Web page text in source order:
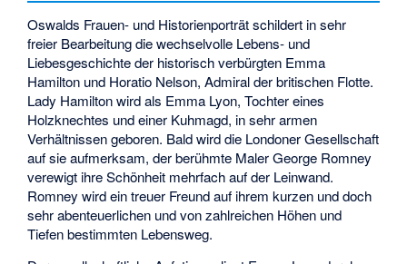
Oswalds Frauen- und Historienporträt schildert in sehr
freier Bearbeitung die wechselvolle Lebens- und
Liebesgeschichte der historisch verbürgten Emma
Hamilton und Horatio Nelson, Admiral der britischen Flotte.
Lady Hamilton wird als Emma Lyon, Tochter eines
Holzknechtes und einer Kuhmagd, in sehr armen
Verhältnissen geboren. Bald wird die Londoner Gesellschaft
auf sie aufmerksam, der berühmte Maler George Romney
verewigt ihre Schönheit mehrfach auf der Leinwand.
Romney wird ein treuer Freund auf ihrem kurzen und doch
sehr abenteuerlichen und von zahlreichen Höhen und
Tiefen bestimmten Lebensweg.